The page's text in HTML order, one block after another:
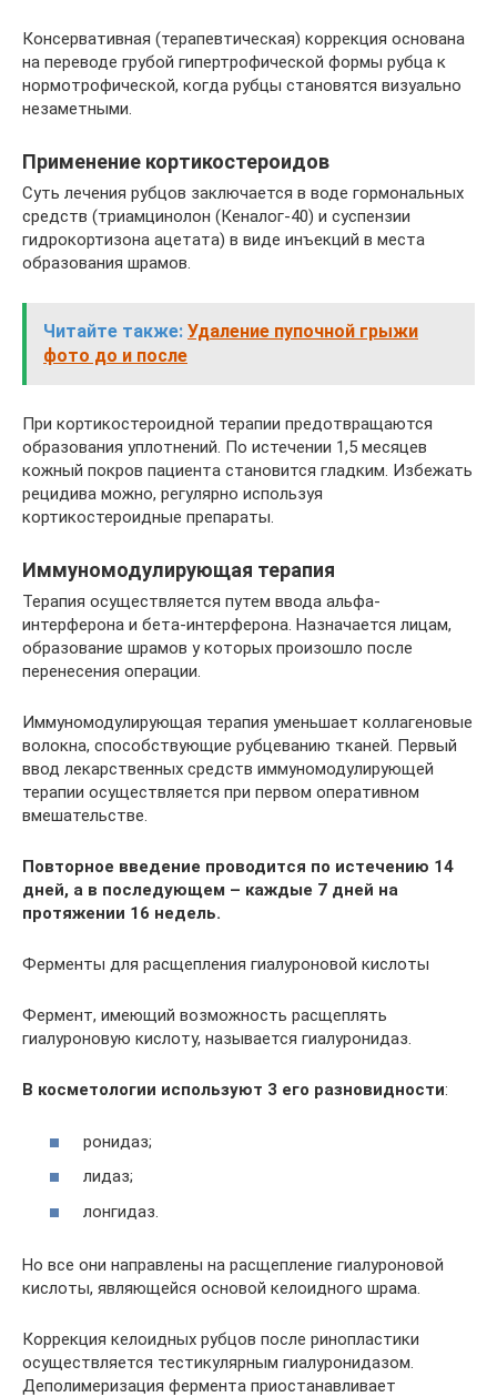
Консервативная (терапевтическая) коррекция основана
на переводе грубой гипертрофической формы рубца к
нормотрофической, когда рубцы становятся визуально
незаметными.
Применение кортикостероидов
Суть лечения рубцов заключается в воде гормональных
средств (триамцинолон (Кеналог-40) и суспензии
гидрокортизона ацетата) в виде инъекций в места
образования шрамов.
Читайте также: Удаление пупочной грыжи
фото до и после
При кортикостероидной терапии предотвращаются
образования уплотнений. По истечении 1,5 месяцев
кожный покров пациента становится гладким. Избежать
рецидива можно, регулярно используя
кортикостероидные препараты.
Иммуномодулирующая терапия
Терапия осуществляется путем ввода альфа-
интерферона и бета-интерферона. Назначается лицам,
образование шрамов у которых произошло после
перенесения операции.
Иммуномодулирующая терапия уменьшает коллагеновые
волокна, способствующие рубцеванию тканей. Первый
ввод лекарственных средств иммуномодулирующей
терапии осуществляется при первом оперативном
вмешательстве.
Повторное введение проводится по истечению 14
дней, а в последующем – каждые 7 дней на
протяжении 16 недель.
Ферменты для расщепления гиалуроновой кислоты
Фермент, имеющий возможность расщеплять
гиалуроновую кислоту, называется гиалуронидаз.
В косметологии используют 3 его разновидности:
ронидаз;
лидаз;
лонгидаз.
Но все они направлены на расщепление гиалуроновой
кислоты, являющейся основой келоидного шрама.
Коррекция келоидных рубцов после ринопластики
осуществляется тестикулярным гиалуронидазом.
Деполимеризация фермента приостанавливает